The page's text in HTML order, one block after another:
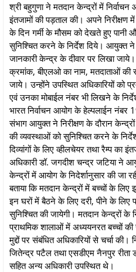
श्री बहुगुणा ने मतदान केन्द्रों में
इंतजामों की पड़ताल की। अपने निरीक्षण
के दिन गर्मी के मौसम को देखते हुए पानी
सुनिश्चित करने के निर्देश दिये। आयुक्त ने
जानकारी केन्द्र के दीवार पर लिखा
क्रमांक, बीएलओ का नाम, मतदाताओं की
जाये। उन्होंने उपस्थित अधिकारियों को
एवं उनका मोबाईल नंबर भी लिखने के
भारत निर्वाचन आयोग के हेल्पलाईन
संभाग आयुक्त ने निरीक्षण के दौरान
की व्यवस्थाओं को सुनिश्चित करने के
दिव्यांगों के लिए व्हीलचेयर तथा रैम्प का
अधिकारी डॉ. जगदीश चन्द्र जटिया ने
केन्द्रों में आयोग के निदेर्शानुसार की जा
बताया कि मतदान केन्द्रों में बच्चों के लिए
इन घरों में बैठने के लिए दरी, पीने के लिए
सुनिश्चित की जायेगी। मतदान केन्द्रों के
प्राथमिक शालाओं में अध्ययनरत बच्चों
मुद्दों पर संबंधित अधिकारियों से चर्चा की।
जितेन्द्र पटैल तथा एसडीएम नैनपुर रीता
सहित अन्य अधिकारी उपस्थित थे।